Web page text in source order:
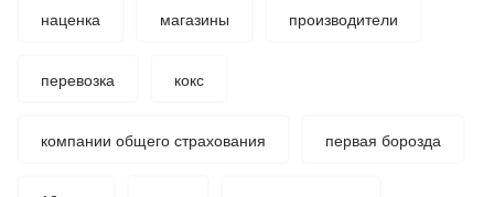
наценка магазины производители
перевозка кокс
компании общего страхования первая борозда